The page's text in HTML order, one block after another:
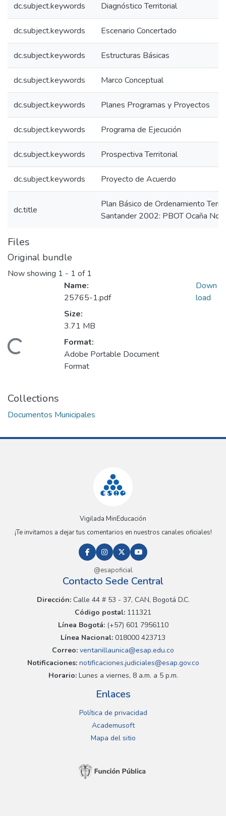
dc.subject.keywords Diagnóstico Territorial
dc.subject.keywords Escenario Concertado
dc.subject.keywords Estructuras Básicas
dc.subject.keywords Marco Conceptual
dc.subject.keywords Planes Programas y Proyectos
dc.subject.keywords Programa de Ejecución
dc.subject.keywords Prospectiva Territorial
dc.subject.keywords Proyecto de Acuerdo
dc.title
Plan Básico de Ordenamiento
Santander 2002: PBOT Ocaña
Files
Original bundle
Now showing 1 - 1 of 1
Loading...
Name:
25765-1.pdf
Size:
3.71 MB
Format:
Adobe Portable Document
Format
Down
load
Collections
Documentos Municipales
Vigilada MinEducación
¡Te invitamos a dejar tus comentarios en nuestros canales oficiales!
@esapoficial
Contacto Sede Central
Dirección:Calle 44 # 53 - 37, CAN, Bogotá D.C.
Código postal: 111321
Línea Bogotá:(+57) 601 7956110
Línea Nacional: 018000 423713
Correo: ventanillaunica@esap.edu.co
Notificaciones:notificaciones.judiciales@esap.gov.co
Horario:Lunes a viernes, 8 a.m. a 5 p.m.
Enlaces
Política de privacidad
Academusoft
Mapa del sitio